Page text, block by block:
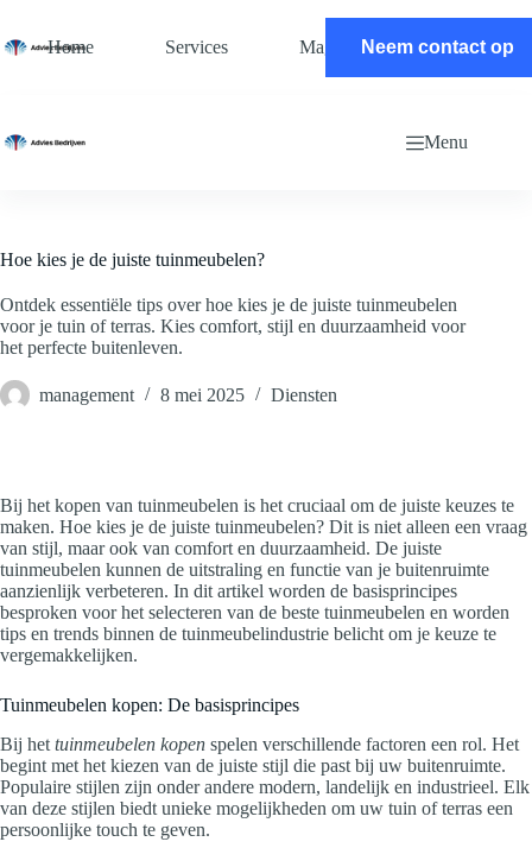
de
Home Services Magazine Contact
Neem contact op
Menu
Hoe kies je de juiste tuinmeubelen?
Ontdek essentiële tips over hoe kies je de juiste tuinmeubelen
voor je tuin of terras. Kies comfort, stijl en duurzaamheid voor
het perfecte buitenleven.
management 8 mei 2025 Diensten
Bij het kopen van tuinmeubelen is het cruciaal om de juiste keuzes te
maken. Hoe kies je de juiste tuinmeubelen? Dit is niet alleen een vraag
van stijl, maar ook van comfort en duurzaamheid. De juiste
tuinmeubelen kunnen de uitstraling en functie van je buitenruimte
aanzienlijk verbeteren. In dit artikel worden de basisprincipes
besproken voor het selecteren van de beste tuinmeubelen en worden
tips en trends binnen de tuinmeubelindustrie belicht om je keuze te
vergemakkelijken.
Tuinmeubelen kopen: De basisprincipes
Bij het tuinmeubelen kopen spelen verschillende factoren een rol. Het
begint met het kiezen van de juiste stijl die past bij uw buitenruimte.
Populaire stijlen zijn onder andere modern, landelijk en industrieel. Elk
van deze stijlen biedt unieke mogelijkheden om uw tuin of terras een
persoonlijke touch te geven.